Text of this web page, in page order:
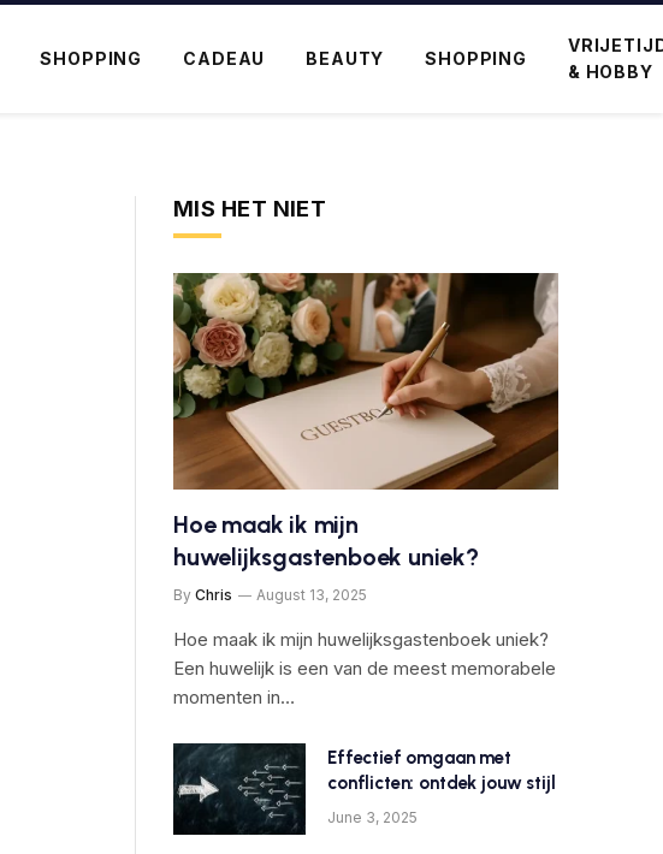
SHOPPING CADEAU BEAUTY SHOPPING
& HOBBY
MIS HET NIET
Hoe maak ik mijn
huwelijksgastenboek uniek?
By Chris August 13, 2025
Hoe maak ik mijn huwelijksgastenboek uniek?
Een huwelijk is een van de meest memorabele
momenten in…
Effectief omgaan met
conflicten: ontdek jouw stijl
June 3, 2025